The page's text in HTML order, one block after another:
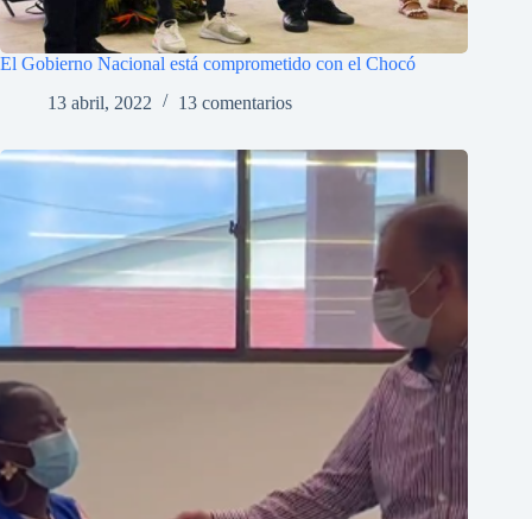
El Gobierno Nacional está comprometido con el Chocó
13 abril, 2022
13 comentarios